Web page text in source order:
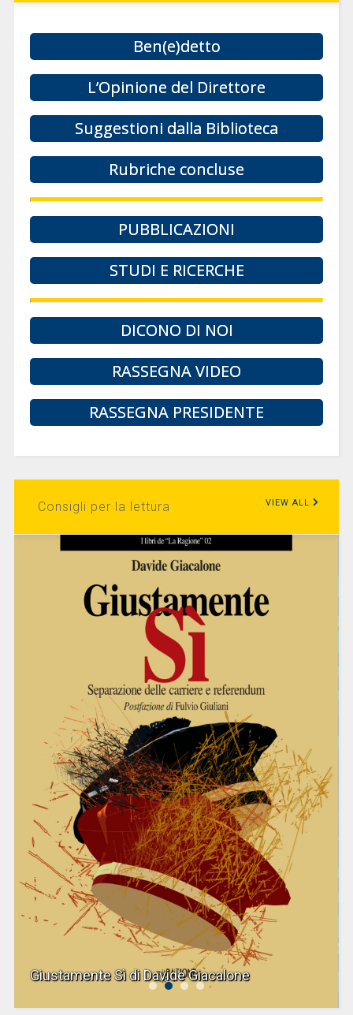
Ben(e)detto
L’Opinione del Direttore
Suggestioni dalla Biblioteca
Rubriche concluse
PUBBLICAZIONI
STUDI E RICERCHE
DICONO DI NOI
RASSEGNA VIDEO
RASSEGNA PRESIDENTE
Consigli per la lettura VIEW ALL
Giustamente Sì di Davide Giacalone